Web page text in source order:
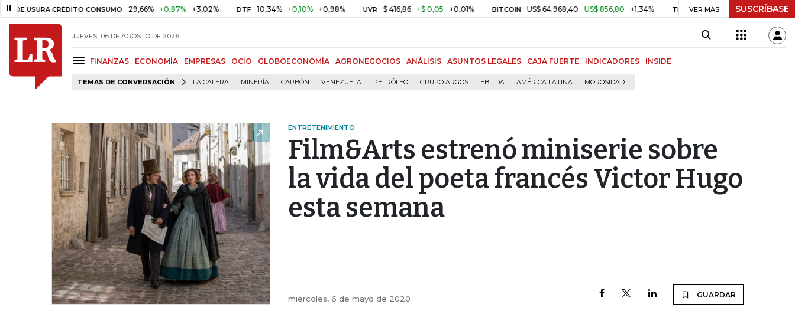
CRÉDITO CONSUMO 29,66% +0,87% +3,02% DTF 10,34% +0,10% +0,98% UVR $ 416,86 +$ 0,05 +0,01% BITCOIN US$ 64.968,40 US$ 856,80 +1,34% TRM $ 3.179,40 -$ 25,11 -0,78%
VER MÁS SUSCRÍBASE
JUEVES, 06 DE AGOSTO DE 2026
FINANZAS ECONOMÍA EMPRESAS OCIO GLOBOECONOMÍA AGRONEGOCIOS ANÁLISIS ASUNTOS LEGALES CAJA FUERTE INDICADORES INSIDE
TEMAS DE CONVERSACIÓN LA CALERA MINERÍA CARBÓN VENEZUELA PETRÓLEO GRUPO ARGOS EBITDA AMÉRICA LATINA MOROSIDAD
ENTRETENIMIENTO
Film&Arts estrenó miniserie sobre
la vida del poeta francés Victor Hugo
esta semana
miércoles, 6 de mayo de 2020 GUARDAR